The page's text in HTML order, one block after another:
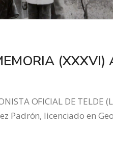
(XXXVI)
OFICIAL DE TELDE
Padrón, licenciado en